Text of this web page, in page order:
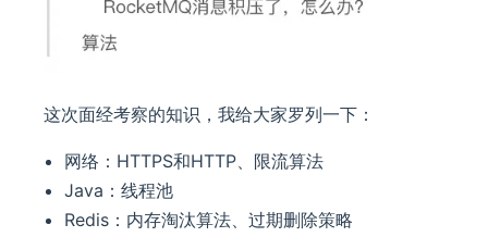
这次面经考察的知识，我给大家罗列一下：
网络：HTTPS和HTTP、限流算法
Java：线程池
Redis：内存淘汰算法、过期删除策略